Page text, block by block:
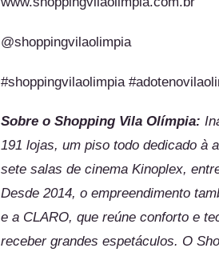
@shoppingvilaolimpia
#shoppingvilaolimpia
Sobre o Shopping Vila Olímpia:
191 lojas, um piso todo dedicado à
sete salas de cinema Kinoplex,
Desde 2014, o empreendimento
e a CLARO, que reúne conforto e
receber grandes espetáculos. O